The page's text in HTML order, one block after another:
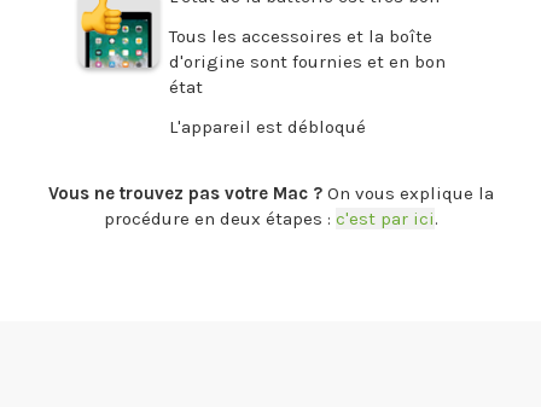
Tous les accessoires et la boîte
d'origine sont fournies et en bon
état
L'appareil est débloqué
Vous ne trouvez pas votre Mac ?On vous explique la
procédure en deux étapes : c'est par ici.